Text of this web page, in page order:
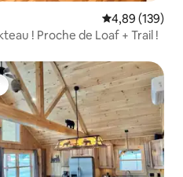
Note
4,89 (139)
Bienvenue dans notre Shackteau ! Proche de Loaf + Trail !
les plus aimés